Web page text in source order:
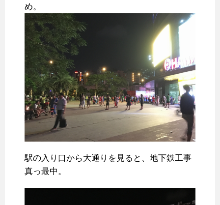
め。
駅の入り口から大通りを見ると、地下鉄工事
真っ最中。